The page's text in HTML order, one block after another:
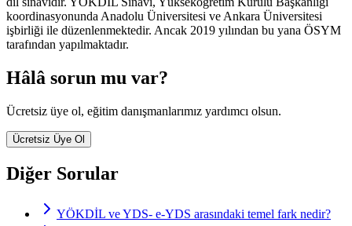
koordinasyonunda Anadolu Üniversitesi ve Ankara Üniversitesi
işbirliği ile düzenlenmektedir. Ancak 2019 yılından bu yana ÖSYM
tarafından yapılmaktadır.
Hâlâ sorun mu var?
Ücretsiz üye ol, eğitim danışmanlarımız yardımcı olsun.
Ücretsiz Üye Ol
Diğer Sorular
YÖKDİL ve YDS- e-YDS arasındaki temel fark nedir?